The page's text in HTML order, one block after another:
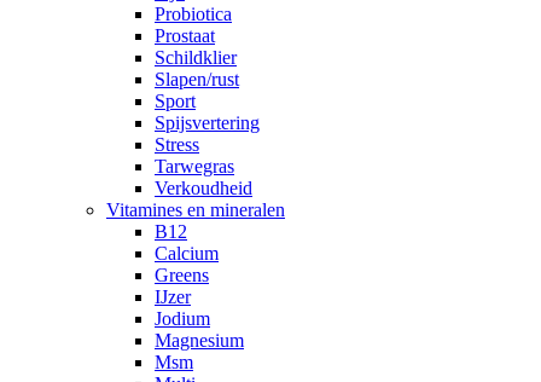
Probiotica
Prostaat
Schildklier
Slapen/rust
Sport
Spijsvertering
Stress
Tarwegras
Verkoudheid
Vitamines en mineralen
B12
Calcium
Greens
IJzer
Jodium
Magnesium
Msm